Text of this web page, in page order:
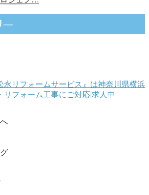
―
永リフォームサービス』は神奈川県横浜
リフォーム工事にご対応|求人中